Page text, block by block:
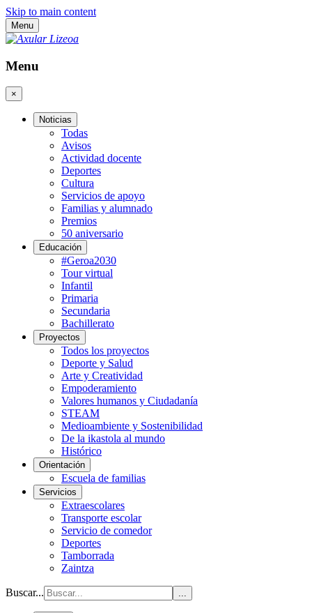
Skip to main content
Menu
Menu
×
Noticias
Todas
Avisos
Actividad docente
Deportes
Cultura
Servicios de apoyo
Familias y alumnado
Premios
50 aniversario
Educación
#Geroa2030
Tour virtual
Infantil
Primaria
Secundaria
Bachillerato
Proyectos
Todos los proyectos
Deporte y Salud
Arte y Creatividad
Empoderamiento
Valores humanos y Ciudadanía
STEAM
Medioambiente y Sostenibilidad
De la ikastola al mundo
Histórico
Orientación
Escuela de familias
Servicios
Extraescolares
Transporte escolar
Servicio de comedor
Deportes
Tamborrada
Zaintza
Buscar... ...